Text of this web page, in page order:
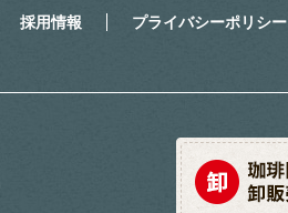
採用情報 プライバシーポリシー